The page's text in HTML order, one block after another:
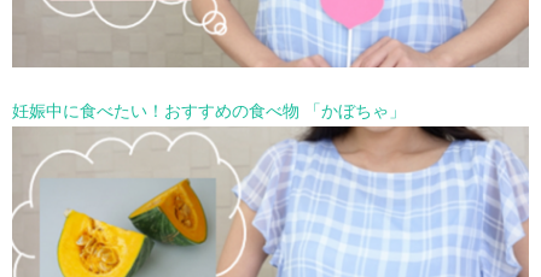
妊娠中に食べたい！おすすめの食べ物 「かぼちゃ」